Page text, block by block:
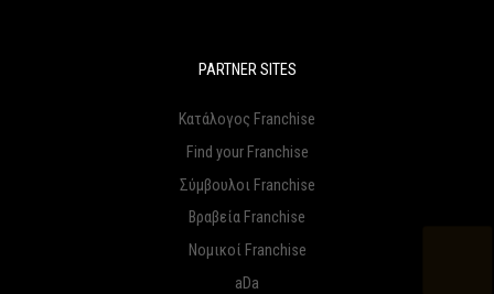
PARTNER SITES
Κατάλογος Franchise
Find your Franchise
Σύμβουλοι Franchise
Βραβεία Franchise
Νομικοί Franchise
aDa